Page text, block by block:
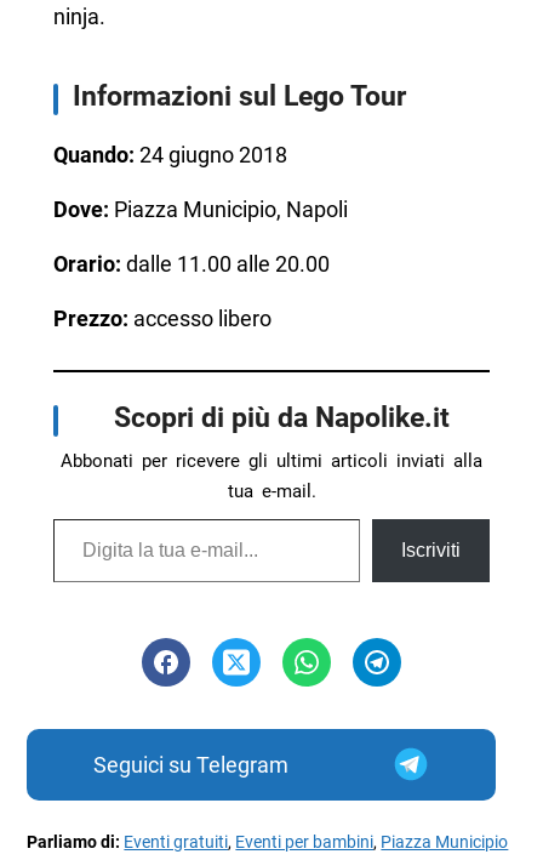
ninja.
Informazioni sul Lego Tour
Quando: 24 giugno 2018
Dove: Piazza Municipio, Napoli
Orario: dalle 11.00 alle 20.00
Prezzo: accesso libero
Scopri di più da Napolike.it
Abbonati per ricevere gli ultimi articoli inviati alla
tua e-mail.
Digita la tua e-mail...
Iscriviti
Seguici su Telegram
Parliamo di: Eventi gratuiti, Eventi per bambini, Piazza Municipio